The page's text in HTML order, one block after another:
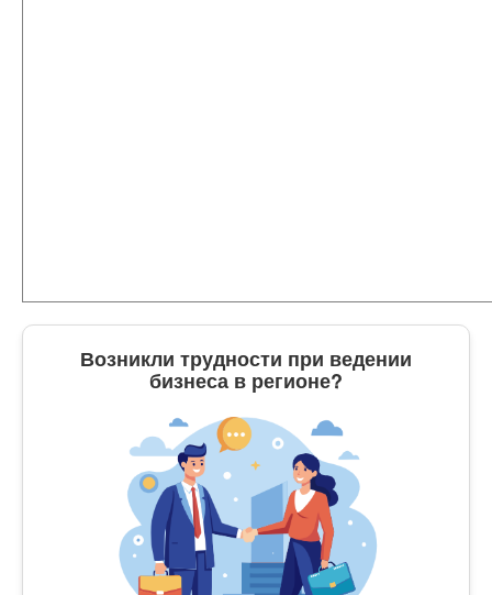
Возникли трудности при ведении
бизнеса в регионе?